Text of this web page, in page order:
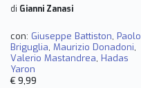
di Gianni Zanasi
con: Giuseppe Battiston, Paolo
Briguglia, Maurizio Donadoni,
Valerio Mastandrea, Hadas
Yaron
€ 9,99